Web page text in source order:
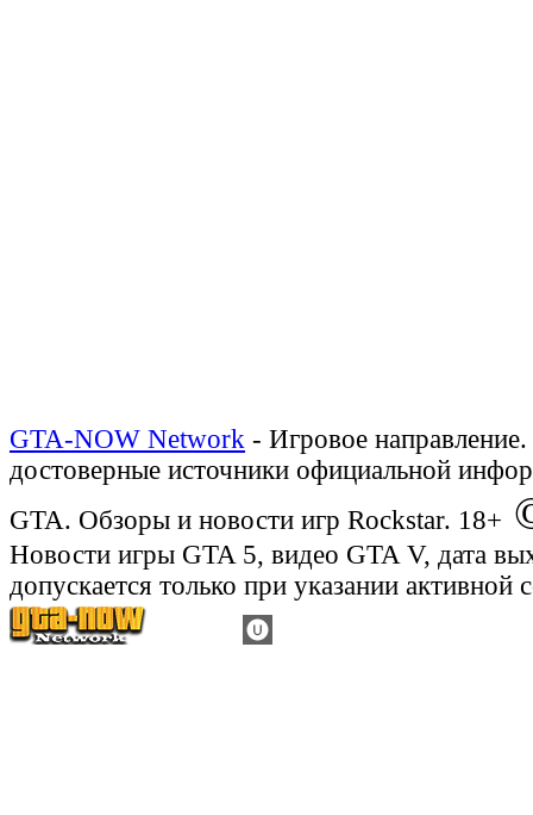
GTA-NOW Network - Игровое
достоверные источники официальной
GTA. Обзоры и новости игр Rockstar. 18+
Новости игры GTA 5, видео GTA V, дата
допускается только при указании активной